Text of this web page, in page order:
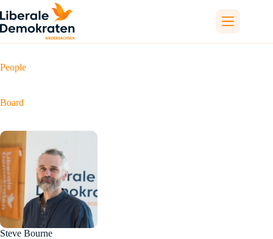
to
content
People
Board
Steve Bourne